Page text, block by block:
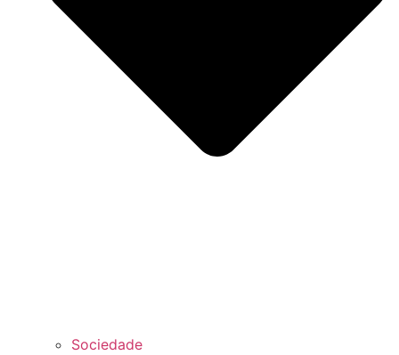
Sociedade